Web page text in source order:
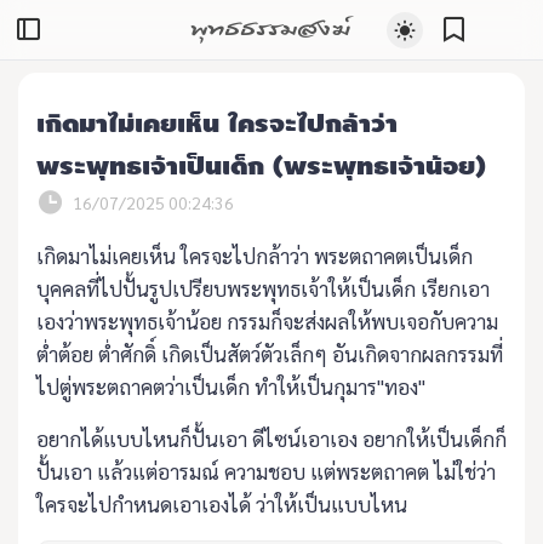
พุทธธรรมสงฆ์
เกิดมาไม่เคยเห็น ใครจะไปกล้าว่า
พระพุทธเจ้าเป็นเด็ก (พระพุทธเจ้าน้อย)
16/07/2025 00:24:36
เกิดมาไม่เคยเห็น ใครจะไปกล้าว่า พระตถาคตเป็นเด็ก
บุคคลที่ไปปั้นรูปเปรียบพระพุทธเจ้าให้เป็นเด็ก เรียกเอา
เองว่าพระพุทธเจ้าน้อย กรรมก็จะส่งผลให้พบเจอกับความ
ต่ำต้อย ต่ำศักดิ์ เกิดเป็นสัตว์ตัวเล็กๆ อันเกิดจากผลกรรมที่
ไปตู่พระตถาคตว่าเป็นเด็ก ทำให้เป็นกุมาร"ทอง"
อยากได้แบบไหนก็ปั้นเอา ดีไซน์เอาเอง อยากให้เป็นเด็กก็
ปั้นเอา แล้วแต่อารมณ์ ความชอบ แต่พระตถาคต ไม่ใช่ว่า
ใครจะไปกำหนดเอาเองได้ ว่าให้เป็นแบบไหน